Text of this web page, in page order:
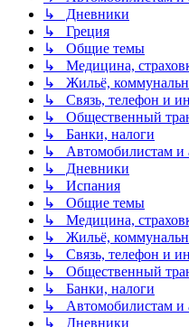
↳ Дневники
↳ Греция
↳ Общие темы
↳ Медицина,
↳ Жильё,
↳ Связь, телефон и
↳ Общественный
↳ Банки, налоги
↳ Автомобилистам и
↳ Дневники
↳ Испания
↳ Общие темы
↳ Медицина,
↳ Жильё,
↳ Связь, телефон и
↳ Общественный
↳ Банки, налоги
↳ Автомобилистам и
↳ Дневники